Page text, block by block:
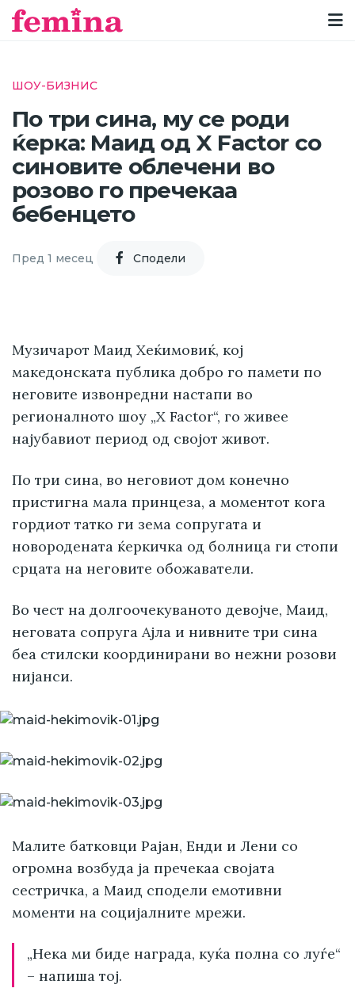
ШОУ-БИЗНИС
По три сина, му се роди
ќерка: Маид од X Factor со
синовите облечени во
розово го пречекаа
бебенцето
Пред 1 месец Cподели
Музичарот Маид Хеќимовиќ, кој
македонската публика добро го памети по
неговите извонредни настапи во
регионалното шоу „X Factor“, го живее
најубавиот период од својот живот.
По три сина, во неговиот дом конечно
пристигна мала принцеза, а моментот кога
гордиот татко ги зема сопругата и
новородената ќеркичка од болница ги стопи
срцата на неговите обожаватели.
Во чест на долгоочекуваното девојче, Маид,
неговата сопруга Ајла и нивните три сина
беа стилски координирани во нежни розови
нијанси.
Малите батковци Рајан, Енди и Лени со
огромна возбуда ја пречекаа својата
сестричка, а Маид сподели емотивни
моменти на социјалните мрежи.
„Нека ми биде награда, куќа полна со луѓе“
– напиша тој.